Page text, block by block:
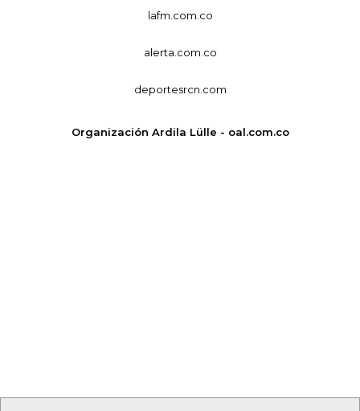
lafm.com.co
alerta.com.co
deportesrcn.com
Organización Ardila Lülle - oal.com.co